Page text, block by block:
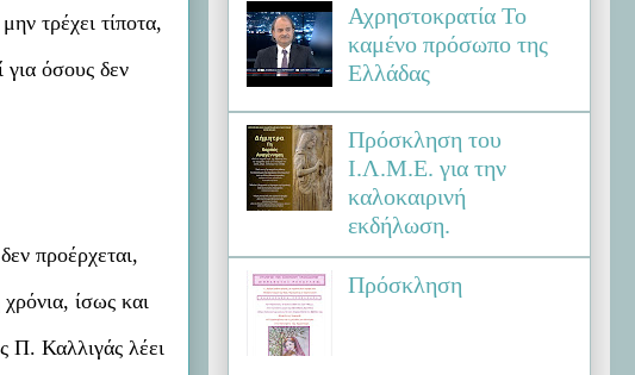
τρέχει τίποτα,
όσους δεν
προέρχεται,
ίσως και
Π. Καλλιγάς λέει
Αχρηστοκρατία Το
καμένο πρόσωπο της
Ελλάδας
Πρόσκληση του
Ι.Λ.Μ.Ε. για την
καλοκαιρινή
εκδήλωση.
Πρόσκληση